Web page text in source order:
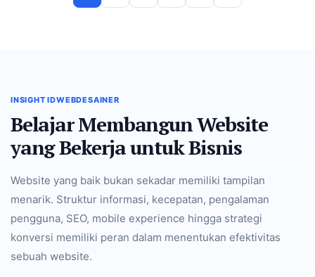
INSIGHT IDWEBDESAINER
Belajar Membangun Website
yang Bekerja untuk Bisnis
Website yang baik bukan sekadar memiliki tampilan
menarik. Struktur informasi, kecepatan, pengalaman
pengguna, SEO, mobile experience hingga strategi
konversi memiliki peran dalam menentukan efektivitas
sebuah website.